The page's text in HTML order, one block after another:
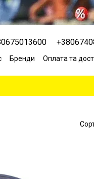
Бренди Оплата та